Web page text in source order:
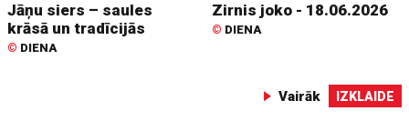
Jāņu siers – saules
krāsā un tradīcijās
© DIENA
Zirnis joko - 18.06.2026
© DIENA
Vairāk IZKLAIDE